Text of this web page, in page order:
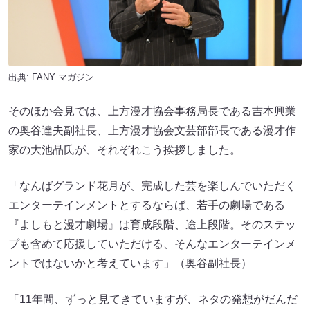
出典: FANY マガジン
そのほか会見では、上方漫才協会事務局長である吉本興業
の奥谷達夫副社長、上方漫才協会文芸部部長である漫才作
家の大池晶氏が、それぞれこう挨拶しました。
「なんばグランド花月が、完成した芸を楽しんでいただく
エンターテインメントとするならば、若手の劇場である
『よしもと漫才劇場』は育成段階、途上段階。そのステッ
プも含めて応援していただける、そんなエンターテインメ
ントではないかと考えています」（奥谷副社長）
「11年間、ずっと見てきていますが、ネタの発想がだんだ